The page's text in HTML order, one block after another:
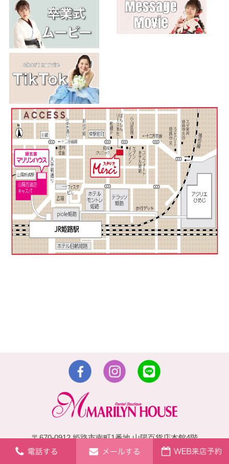
〒670-0912 姫路市南町1番地 山陽百貨店本館4階
TEL：079-223-4700・079-223-1291・080-2475-1813